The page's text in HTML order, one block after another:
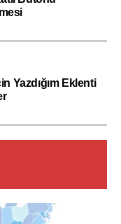
Yazdığım Eklenti